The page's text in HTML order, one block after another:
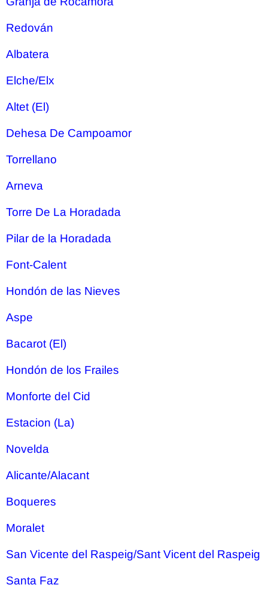
Redován
Albatera
Elche/Elx
Altet (El)
Dehesa De Campoamor
Torrellano
Arneva
Torre De La Horadada
Pilar de la Horadada
Font-Calent
Hondón de las Nieves
Aspe
Bacarot (El)
Hondón de los Frailes
Monforte del Cid
Estacion (La)
Novelda
Alicante/Alacant
Boqueres
Moralet
San Vicente del Raspeig/Sant Vicent del Raspeig
Santa Faz